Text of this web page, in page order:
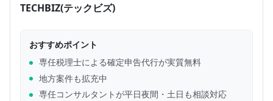
TECHBIZ(テックビズ)
おすすめポイント
専任税理士による確定申告代行が実質無料
地方案件も拡充中
専任コンサルタントが平日夜間・土日も相談対応